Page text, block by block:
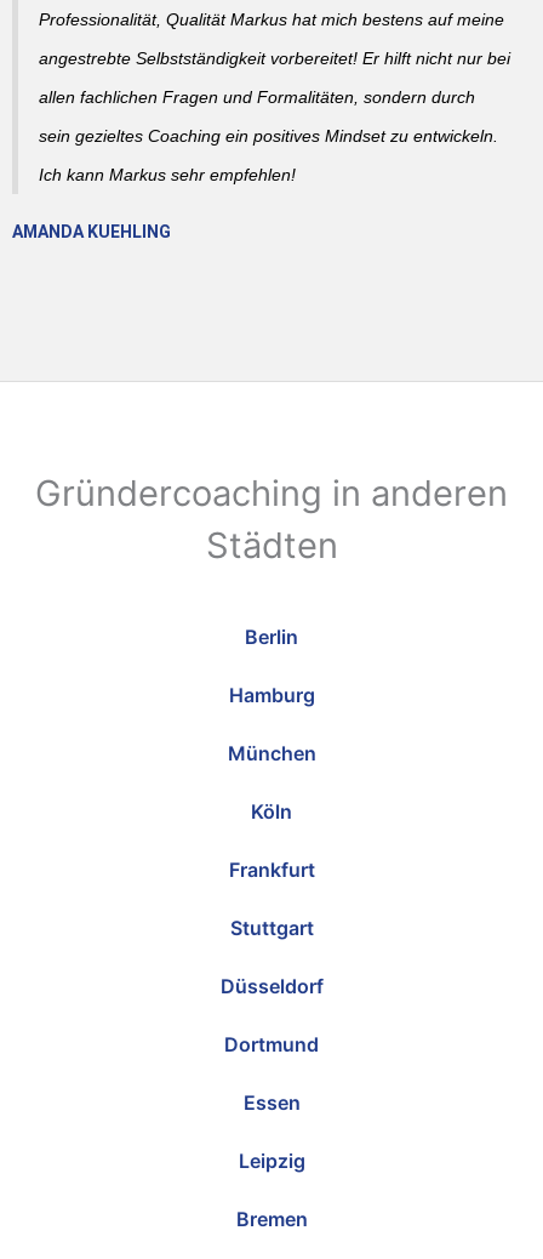
Professionalität, Qualität Markus hat mich bestens auf meine
angestrebte Selbstständigkeit vorbereitet! Er hilft nicht nur bei
allen fachlichen Fragen und Formalitäten, sondern durch
sein gezieltes Coaching ein positives Mindset zu entwickeln.
Ich kann Markus sehr empfehlen!
AMANDA KUEHLING
Gründercoaching in anderen
Städten
Berlin
Hamburg
München
Köln
Frankfurt
Stuttgart
Düsseldorf
Dortmund
Essen
Leipzig
Bremen